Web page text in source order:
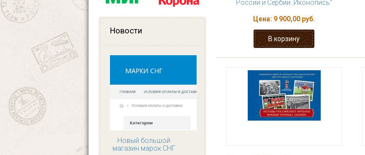
Новости
Новый большой
магазин марок СНГ
России и Сербии. Иконопись"
Цена: 9 900,00 руб.